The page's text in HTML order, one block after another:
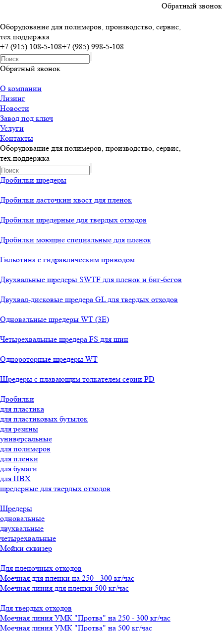
Обратный звонок
Оборудование для полимеров, производство, сервис,
тех.поддержка
+7 (915) 108-5-108+7 (985) 998-5-108
Обратный звонок
О компании
Лизинг
Новости
Завод под ключ
Услуги
Контакты
Оборудование для полимеров, производство, сервис,
тех.поддержка
Дробилки шредеры
Дробилки ласточкин хвост для пленок
Дробилки шредерные для твердых отходов
Дробилки моющие специальные для пленок
Гильотина с гидравлическим приводом
Двухвальные шредеры SWTF для пленок и биг-бегов
Двухвал-дисковые шредера GL для твердых отходов
Одновальные шредеры WT (3E)
Четырехвальные шредера FS для шин
Однороторные шредеры WT
Шредеры с плавающим толкателем серии PD
Дробилки
для пластика
для пластиковых бутылок
для резины
универсальные
для полимеров
для пленки
для бумаги
для ПВХ
шредерные для твердых отходов
Шредеры
одновальные
двухвальные
четырехвальные
Мойки сквизер
Для пленочных отходов
Моечная для пленки на 250 - 300 кг/час
Моечная линия для пленки 500 кг/час
Для твердых отходов
Моечная линия УМК "Протва" на 250 - 300 кг/час
Моечная линия УМК "Протва" на 500 кг/час